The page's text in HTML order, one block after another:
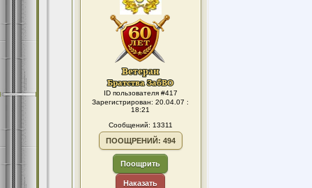
ID пользователя #417
Зарегистрирован: 20.04.07 :
18:21
Сообщений: 13311
ПООЩРЕНИЙ: 494
Поощрить
Наказать